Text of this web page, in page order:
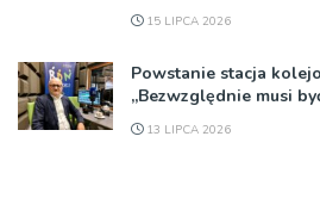
15 LIPCA 2026
Powstanie stacja
„Bezwzględnie musi
13 LIPCA 2026